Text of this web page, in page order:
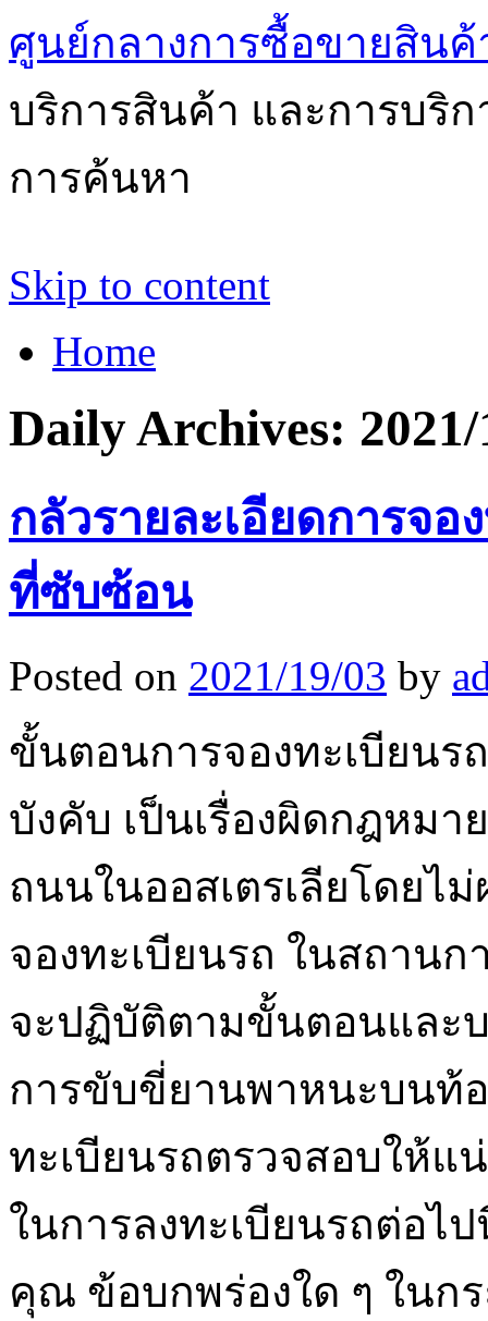
ศูนย์กลางการซื้อขายสินค้
บริการสินค้า และการบริ
การค้นหา
Skip to content
Home
Daily Archives:
กลัวรายละเอียดการจอ
ที่ซับซ้อน
Posted on 2021/19/03 by
ขั้นตอนการจองทะเบียน
บังคับ เป็นเรื่องผิดกฎหม
ถนนในออสเตรเลียโดยไ
จองทะเบียนรถ ในสถาน
จะปฏิบัติตามขั้นตอนและ
การขับขี่ยานพาหนะบนท้
ทะเบียนรถตรวจสอบให้แ
ในการลงทะเบียนรถต่อไ
คุณ ข้อบกพร่องใด ๆ ในก